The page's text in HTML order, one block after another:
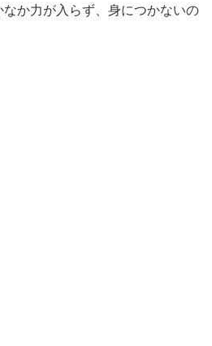
か力が入らず、身につかないの